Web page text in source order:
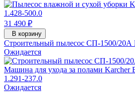
31 490 ₽
В корзину
Строительный пылесос СП-1500/20А
Ожидается
Машина для ухода за полами Karcher
1.291-237.0
Ожидается